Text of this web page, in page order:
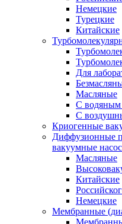
Немецкие
Турецкие
Китайские
Для
Масляные
C
C
Криогенные
Диффузионные
вакуумные
Масляные
Китайские
Немецкие
Мембранные